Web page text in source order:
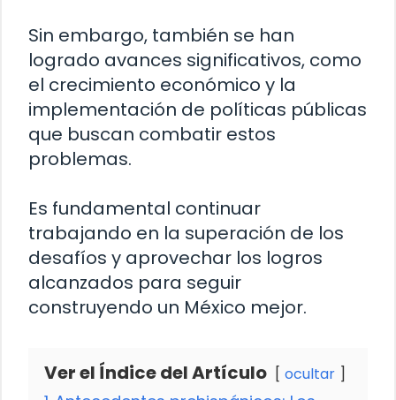
Sin embargo, también se han
logrado avances significativos, como
el crecimiento económico y la
implementación de políticas públicas
que buscan combatir estos
problemas.
Es fundamental continuar
trabajando en la superación de los
desafíos y aprovechar los logros
alcanzados para seguir
construyendo un México mejor.
Ver el Índice del Artículo ocultar